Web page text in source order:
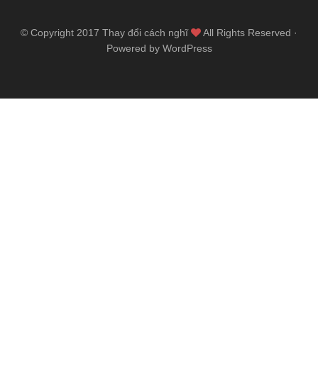
© Copyright 2017 Thay đổi cách nghĩ
All Rights Reserved ·
Powered by WordPress